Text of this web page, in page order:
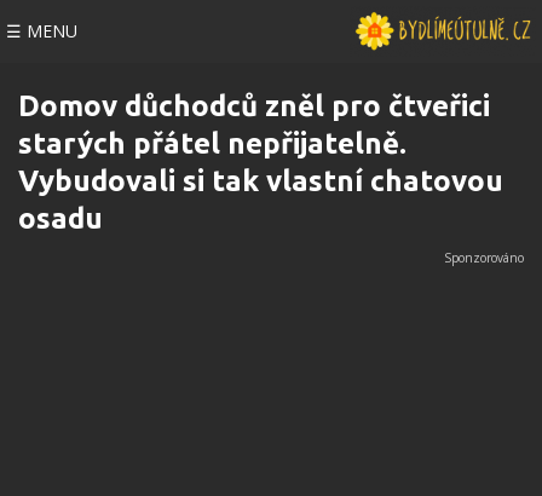
☰ MENU
Domov důchodců zněl pro čtveřici
starých přátel nepřijatelně.
Vybudovali si tak vlastní chatovou
osadu